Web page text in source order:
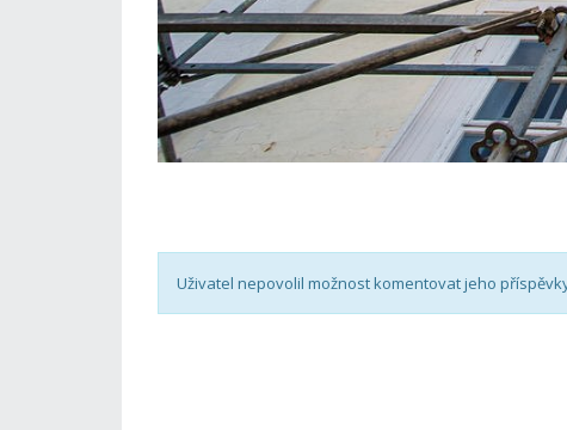
Uživatel nepovolil možnost komentovat jeho